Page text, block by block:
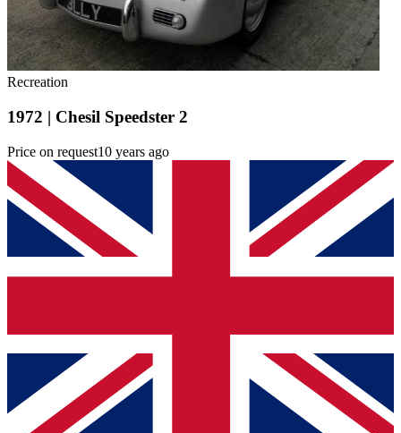
Recreation
1972 | Chesil Speedster 2
Price on request10 years ago